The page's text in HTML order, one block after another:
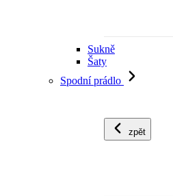
Sukně
Šaty
Spodní prádlo
zpět